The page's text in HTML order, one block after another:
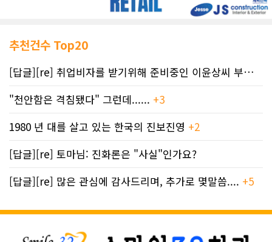
추천건수 Top20
[답글][re] 취업비자를 받기위해 준비중인 이윤상씨 부부께 드리는 편지
"천안함은 격침됐다" 그런데...... +3
1980 년 대를 살고 있는 한국의 진보진영 +2
[답글][re] 토마님: 진화론은 "사실"인가요?
[답글][re] 많은 관심에 감사드리며, 추가로 몇말씀.... +5